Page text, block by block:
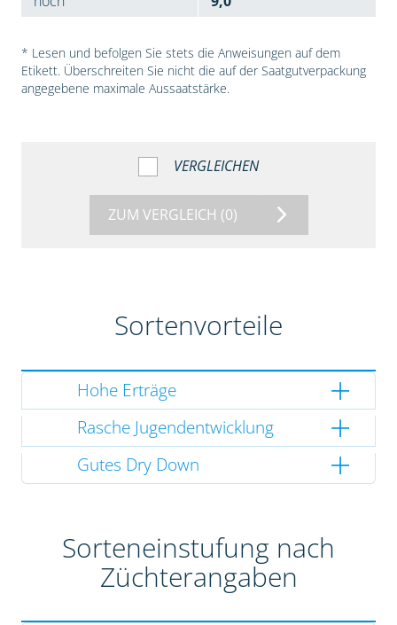
* Lesen und befolgen Sie stets die Anweisungen auf dem
Etikett. Überschreiten Sie nicht die auf der Saatgutverpackung
angegebene maximale Aussaatstärke.
VERGLEICHEN
ZUM VERGLEICH (0)
Sortenvorteile
Hohe Erträge
Rasche Jugendentwicklung
Gutes Dry Down
Sorteneinstufung nach
Züchterangaben